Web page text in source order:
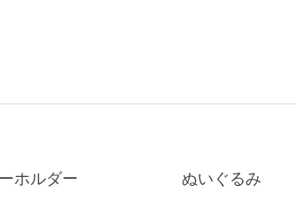
ホルダー ぬいぐるみ